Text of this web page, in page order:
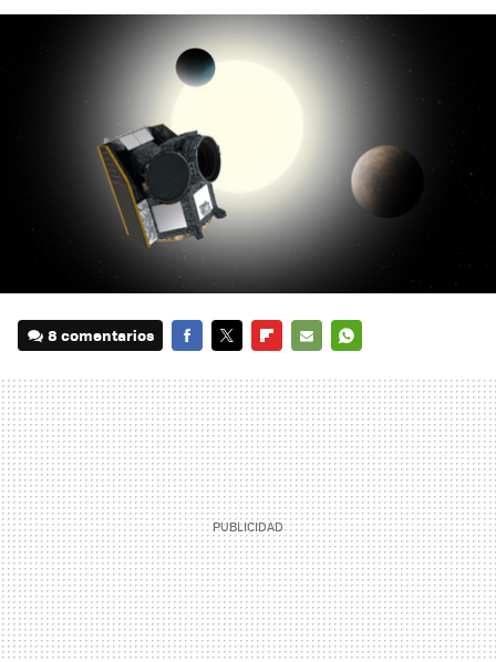
8 comentarios
MAIL